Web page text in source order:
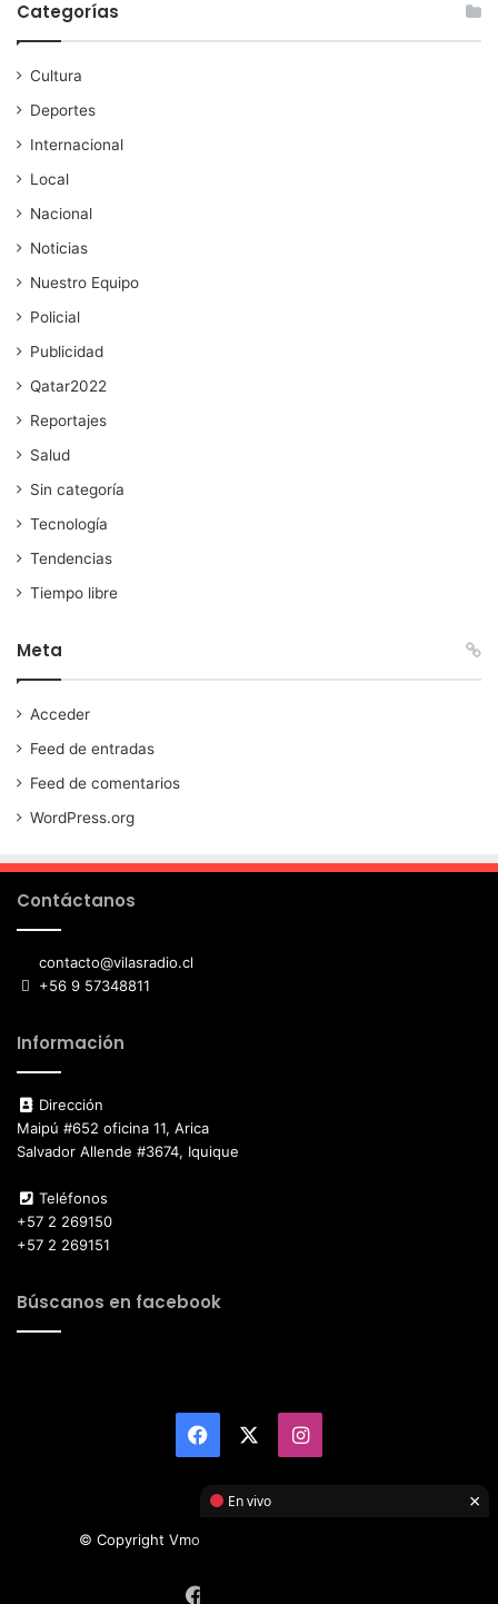
Categorías
Cultura
Deportes
Internacional
Local
Nacional
Noticias
Nuestro Equipo
Policial
Publicidad
Qatar2022
Reportajes
Salud
Sin categoría
Tecnología
Tendencias
Tiempo libre
Meta
Acceder
Feed de entradas
Feed de comentarios
WordPress.org
Contáctanos
contacto@vilasradio.cl
+56 9 57348811
Información
Dirección
Maipú #652 oficina 11, Arica
Salvador Allende #3674, Iquique
Teléfonos
+57 2 269150
+57 2 269151
Búscanos en facebook
Facebook Instagram
© Copyright Vmotor TI 2026, All Rights Reserved
En vivo ×